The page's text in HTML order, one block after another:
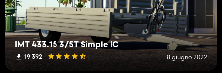
IMT 433.15 3/5T Simple IC
19 392 8 giugno 2022